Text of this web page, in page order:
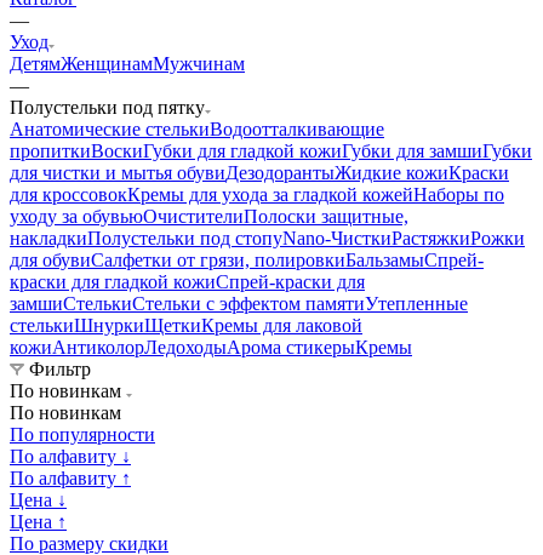
—
Уход
ДетямЖенщинамМужчинам
—
Полустельки под пятку
Анатомические стелькиВодоотталкивающие
пропиткиВоскиГубки для гладкой кожиГубки для замшиГубки
для чистки и мытья обувиДезодорантыЖидкие кожиКраски
для кроссовокКремы для ухода за гладкой кожейНаборы по
уходу за обувьюОчистителиПолоски защитные,
накладкиПолустельки под стопуNano-ЧисткиРастяжкиРожки
для обувиСалфетки от грязи, полировкиБальзамыСпрей-
краски для гладкой кожиСпрей-краски для
замшиСтелькиСтельки с эффектом памятиУтепленные
стелькиШнуркиЩеткиКремы для лаковой
кожиАнтиколорЛедоходыАрома стикерыКремы
Фильтр
По новинкам
По новинкам
По популярности
По алфавиту ↓
По алфавиту ↑
Цена ↓
Цена ↑
По размеру скидки